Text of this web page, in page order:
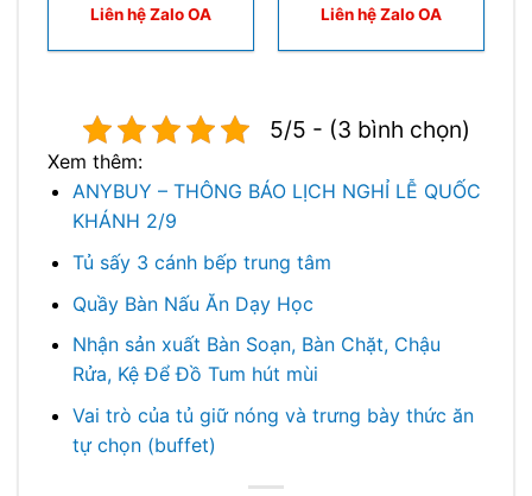
Liên hệ Zalo OA
Liên hệ Zalo OA
5/5 - (3 bình chọn)
Xem thêm:
ANYBUY – THÔNG BÁO LỊCH NGHỈ LỄ QUỐC
KHÁNH 2/9
Tủ sấy 3 cánh bếp trung tâm
Quầy Bàn Nấu Ăn Dạy Học
Nhận sản xuất Bàn Soạn, Bàn Chặt, Chậu
Rửa, Kệ Để Đồ Tum hút mùi
Vai trò của tủ giữ nóng và trưng bày thức ăn
tự chọn (buffet)